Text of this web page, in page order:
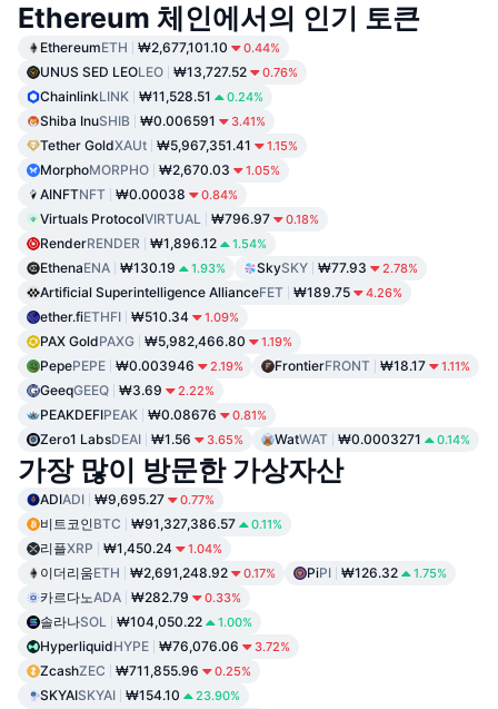
Ethereum 체인에서의 인기 토큰
EthereumETH ₩2,677,101.10 0.44%
UNUS SED LEOLEO ₩13,727.52 0.76%
ChainlinkLINK ₩11,528.51 0.24%
Shiba InuSHIB ₩0.006591 3.41%
Tether GoldXAUt ₩5,967,351.41 1.15%
MorphoMORPHO ₩2,670.03 1.05%
AINFTNFT ₩0.00038 0.84%
Virtuals ProtocolVIRTUAL ₩796.97 0.18%
RenderRENDER ₩1,896.12 1.54%
EthenaENA ₩130.19 1.93% SkySKY ₩77.93 2.78%
Artificial Superintelligence AllianceFET ₩189.75 4.26%
ether.fiETHFI ₩510.34 1.09%
PAX GoldPAXG ₩5,982,466.80 1.19%
PepePEPE ₩0.003946 2.19% FrontierFRONT ₩18.17 1.11%
GeeqGEEQ ₩3.69 2.22%
PEAKDEFIPEAK ₩0.08676 0.81%
Zero1 LabsDEAI ₩1.56 3.65% WatWAT ₩0.0003271 0.14%
가장 많이 방문한 가상자산
ADIADI ₩9,695.27 0.77%
비트코인BTC ₩91,327,386.57 0.11%
리플XRP ₩1,450.24 1.04%
이더리움ETH ₩2,691,248.92 0.17% PiPI ₩126.32 1.75%
카르다노ADA ₩282.79 0.33%
솔라나SOL ₩104,050.22 1.00%
HyperliquidHYPE ₩76,076.06 3.72%
ZcashZEC ₩711,855.96 0.25%
SKYAISKYAI ₩154.10 23.90%